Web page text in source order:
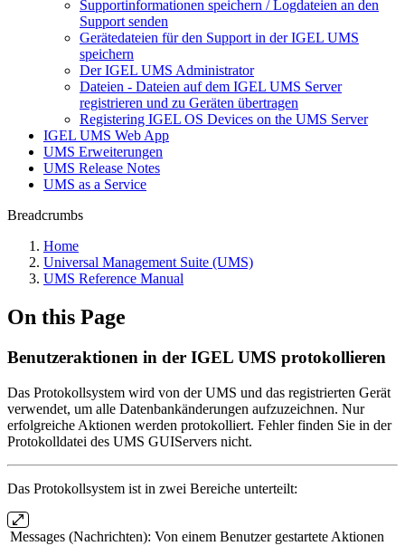
Supportinformationen speichern / Logdateien an den
Support senden
Gerätedateien für den Support in der IGEL UMS
speichern
Der IGEL UMS Administrator
Dateien - Dateien auf dem IGEL UMS Server
registrieren und zu Geräten übertragen
Registering IGEL OS Devices on the UMS Server
IGEL UMS Web App
UMS Erweiterungen
UMS Release Notes
UMS as a Service
Breadcrumbs
Home
Universal Management Suite (UMS)
UMS Reference Manual
On this Page
Benutzeraktionen in der IGEL UMS protokollieren
Das Protokollsystem wird von der UMS und das registrierten Gerät
verwendet, um alle Datenbankänderungen aufzuzeichnen. Nur
erfolgreiche Aktionen werden protokolliert. Fehler finden Sie in der
Protokolldatei des UMS GUIServers nicht.
Das Protokollsystem ist in zwei Bereiche unterteilt:
Messages (Nachrichten): Von einem Benutzer gestartete Aktionen